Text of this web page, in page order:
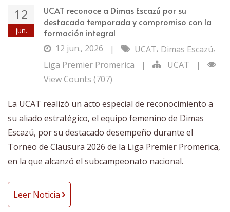
12
jun.
UCAT reconoce a Dimas Escazú por su
destacada temporada y compromiso con la
formación integral
12 jun., 2026
| UCAT, Dimas Escazú,
Liga Premier Promerica
| UCAT
|
View Counts (707)
La UCAT realizó un acto especial de reconocimiento a
su aliado estratégico, el equipo femenino de Dimas
Escazú, por su destacado desempeño durante el
Torneo de Clausura 2026 de la Liga Premier Promerica,
en la que alcanzó el subcampeonato nacional.
Leer Noticia